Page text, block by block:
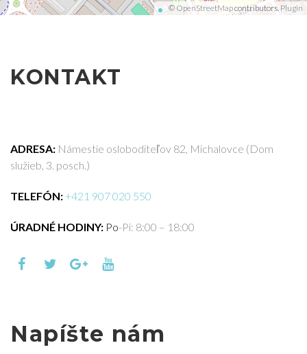
© OpenStreetMapcontributors.Plugin
KONTAKT
ADRESA: Námestie osloboditeľov 82, Michalovce (Dom
služieb, 3. posch.)
TELEFÓN:+421 907 020 550
ÚRADNÉ HODINY: Po-Pi: 8:00 – 18:00
Napíšte nám